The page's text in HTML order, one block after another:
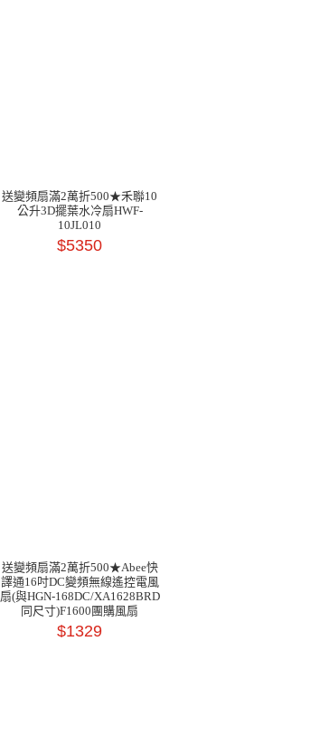
送變頻扇滿2萬折500★禾聯10
公升3D擺葉水冷扇HWF-
10JL010
$5350
送變頻扇滿2萬折500★Abee快
譯通16吋DC變頻無線遙控電風
扇(與HGN-168DC/XA1628BRD
同尺寸)F1600團購風扇
$1329